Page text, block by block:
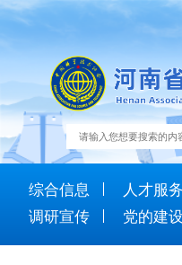
综合信息 人才服务
调研宣传
党的建设